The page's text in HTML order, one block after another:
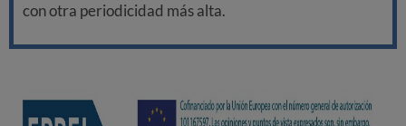
con otra periodicidad más alta.